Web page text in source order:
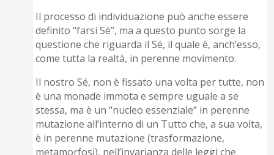
Il processo di individuazione può anche essere
definito “farsi Sé”, ma a questo punto sorge la
questione che riguarda il Sé, il quale è, anch’esso,
come tutta la realtà, in perenne movimento.
Il nostro Sé, non è fissato una volta per tutte, non
è una monade immota e sempre uguale a se
stessa, ma è un “nucleo essenziale” in perenne
mutazione all’interno di un Tutto che, a sua volta,
è in perenne mutazione (trasformazione,
metamorfosi), nell’invarianza delle leggi che